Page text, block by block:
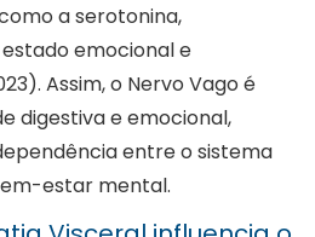
a serotonina,
emocional e
Assim, o Nervo Vago é
digestiva e emocional,
entre o sistema
estar mental.